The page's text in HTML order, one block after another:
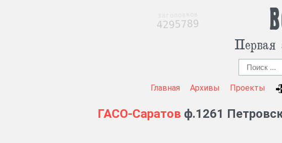
Первая
Главная Архивы Проекты
ГАСО-Саратовф.1261
4295789